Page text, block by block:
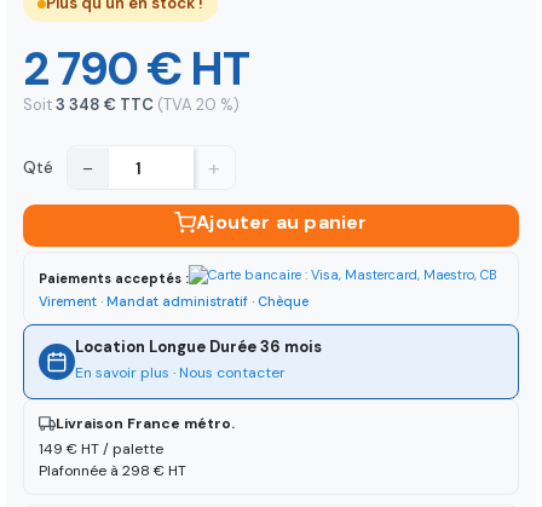
2 790 € HT
Soit3 348 € TTC (TVA 20 %)
Qté − +
Ajouter au panier
Paiements acceptés :
Virement · Mandat administratif · Chèque
Location Longue Durée 36 mois
En savoir plus · Nous contacter
Livraison France métro.
149 € HT / palette
Plafonnée à 298 € HT